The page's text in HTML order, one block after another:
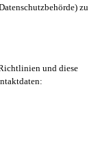
zu
und diese